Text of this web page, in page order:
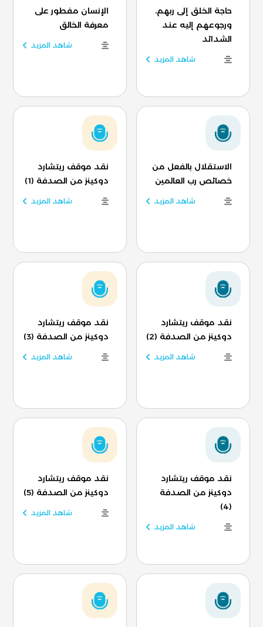
حاجة الخلق إلى ربهم،
ورجوعهم إليه عند
الشدائد
شاهد المزيد
الإنسان مفطور على
معرفة الخالق
شاهد المزيد
الاستقلال بالفعل من
خصائص رب العالمين
شاهد المزيد
نقد موقف ريتشارد
دوكينز من الصدفة (1)
شاهد المزيد
نقد موقف ريتشارد
دوكينز من الصدفة (2)
شاهد المزيد
نقد موقف ريتشارد
دوكينز من الصدفة (3)
شاهد المزيد
نقد موقف ريتشارد
دوكينز من الصدفة
(4)
شاهد المزيد
نقد موقف ريتشارد
دوكينز من الصدفة (5)
شاهد المزيد